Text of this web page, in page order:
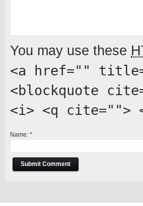
You may use these
<a href=""
<blockquote
<i> <q cite="">
Name: *